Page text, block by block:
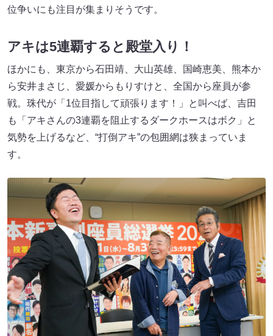
位争いにも注目が集まりそうです。
アキは5連覇すると殿堂入り！
ほかにも、東京から石田靖、大山英雄、国崎恵美、熊本か
ら安井まさじ、愛媛からもりすけと、全国から座員が参
戦。珠代が「1位目指して頑張ります！」と叫べば、吉田
も「アキさんの3連覇を阻止するダークホースはボク」と
気勢を上げるなど、“打倒アキ”の包囲網は狭まっていま
す。